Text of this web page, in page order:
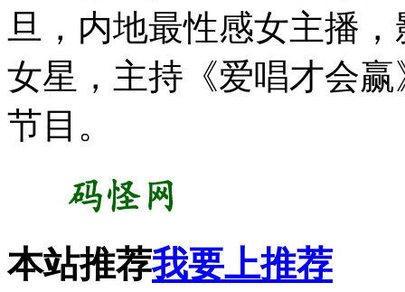
旦，内地最性感女主播
女星，主持《爱唱才会
节目。
本站推荐我要上推荐